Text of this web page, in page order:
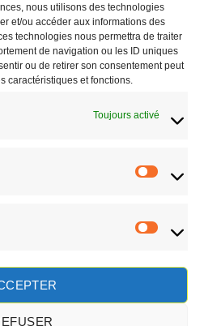
nous utilisons des technologies
et/ou accéder aux informations des
technologies nous permettra de traiter
de navigation ou les ID uniques
ou de retirer son consentement peut
caractéristiques et fonctions.
Toujours activé
Paul - Réunion